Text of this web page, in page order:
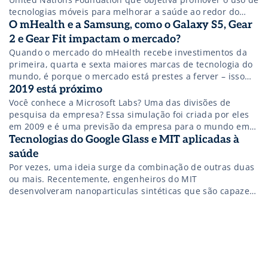
tecnologias móveis para melhorar a saúde ao redor do
mundo, lançou em 2013 uma série de três relatórios sobre
os possíveis usos de tecnologias móveis e sem fio em
saúde (mhealth ou mobile health) para impactar
positivamente o envelhecimento saudável em países de
baixa e média renda (PBMR’s), entre os quais se encaixa o
Brasil. O primeiro dos reports focou no auxílio a
cuidadores de idosos, e é sobre ele que falamos agora.
O mHealth e a Samsung, como o Galaxy S5, Gear
2 e Gear Fit impactam o mercado?
Quando o mercado do mHealth recebe investimentos da
primeira, quarta e sexta maiores marcas de tecnologia do
mundo, é porque o mercado está prestes a ferver – isso
sem contar outras marcas com Qualcomm, Nike, Intel, IBM
etc. Há um ano pouco se falava de mHealth, poucos a
conheciam com profundidade e a maioria não prestava a
devida atenção nessa área.
2019 está próximo
Você conhece a Microsoft Labs? Uma das divisões de
pesquisa da empresa? Essa simulação foi criada por eles
em 2009 e é uma previsão da empresa para o mundo em
2019.
Tecnologias do Google Glass e MIT aplicadas à
saúde
Por vezes, uma ideia surge da combinação de outras duas
ou mais. Recentemente, engenheiros do MIT
desenvolveram nanoparticulas sintéticas que são capazes